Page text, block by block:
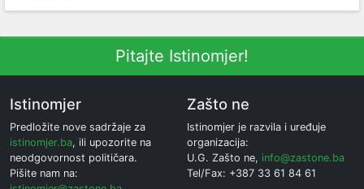
Pitajte Istinomjer!
Istinomjer
Predložite nove sadržaje za
istinomjer.ba, ili upozorite na
neodgovornost političara.
Pišite nam na:
Zašto ne
Istinomjer je razvila i uređuje
organizacija:
U.G. Zašto ne, info@zastone.ba
Tel/Fax: +387 33 61 84 61